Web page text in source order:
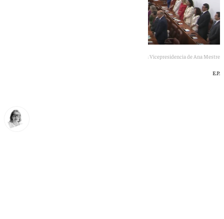
Cádiz cuenta con 15 parlamentarios y la Vicepresidencia de Ana Mestre
E.P.